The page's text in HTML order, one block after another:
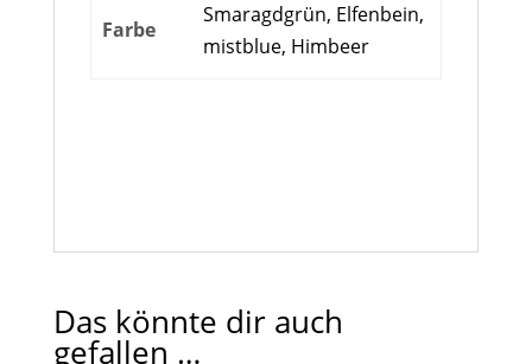
Farbe
Smaragdgrün, Elfenbein,
mistblue, Himbeer
Das könnte dir auch
gefallen …